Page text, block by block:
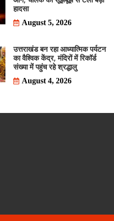
हादसा
August 5, 2026
उत्तराखंड बन रहा आध्यात्मिक पर्यटन
का वैश्विक केंद्र, मंदिरों में रिकॉर्ड
संख्या में पहुंच रहे श्रद्धालु
August 4, 2026